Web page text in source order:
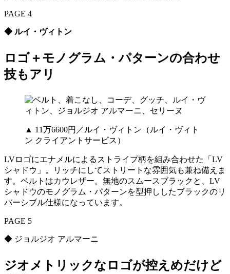
PAGE 4
◆ ルイ・ヴィトン
ロゴ＋モノグラム・パターンの合わせ
技もアリ
▲ 11万6600円／ルイ・ヴィトン（ルイ・ヴィト
ン クライアントサービス）
LVロゴにエナメルによるストライプ柄を組み合わせた「LV
シャドウ」。リッチにしてストリートな雰囲気も兼ね備えま
す。ベルトはカウレザー。無地のスムースブラックと、LV
シャドウのモノグラム・パターンを型押ししたブラックのリ
バーシブル仕様になっています。
PAGE 5
◆ ジョルジオ アルマーニ
ジオメトリックなロゴが控えめだけど